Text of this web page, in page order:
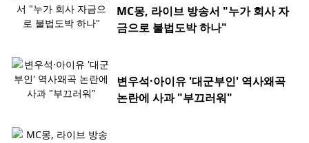
MC몽, 라이브 방송서 "누가 회사 자
금으로 불법도박 하나"
변우석·아이유 '대군부인' 역사왜곡
논란에 사과 "부끄러워"